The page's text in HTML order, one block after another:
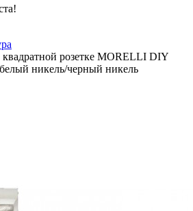
квадратной розетке MORELLI DIY
никель/черный никель